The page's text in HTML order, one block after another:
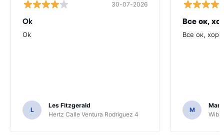
30-07-2026
Ok
Ok
L
Les Fitzgerald
Hertz Calle Ventura Rodriguez 4
Все ок,
Все ок,
M